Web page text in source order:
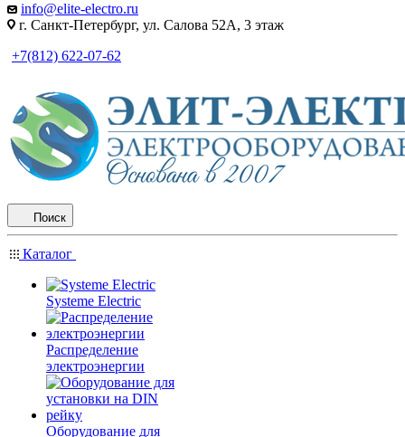
info@elite-electro.ru
г. Санкт-Петербург, ул. Салова 52А, 3 этаж
+7(812) 622-07-62
Поиск
Каталог
Systeme Electric
Распределение
электроэнергии
Оборудование для